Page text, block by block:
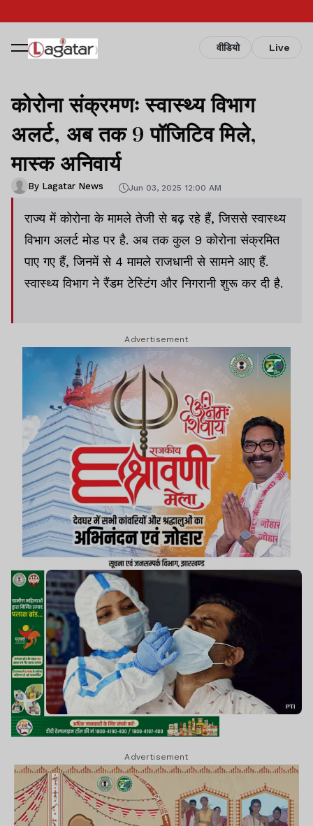
वीडियो Live
कोरोना संक्रमणः स्वास्थ्य विभाग
अलर्ट, अब तक 9 पॉजिटिव मिले,
मास्क अनिवार्य
By Lagatar News Jun 03, 2025 12:00 AM
राज्य में कोरोना के मामले तेजी से बढ़ रहे हैं, जिससे स्वास्थ्य
विभाग अलर्ट मोड पर है. अब तक कुल 9 कोरोना संक्रमित
पाए गए हैं, जिनमें से 4 मामले राजधानी से सामने आए हैं.
स्वास्थ्य विभाग ने रैंडम टेस्टिंग और निगरानी शुरू कर दी है.
Advertisement
Advertisement